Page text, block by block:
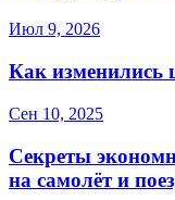
Июл 9, 2026
Как изменились
Сен 10, 2025
Секреты
на самолёт и